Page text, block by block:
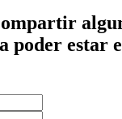
poder estar